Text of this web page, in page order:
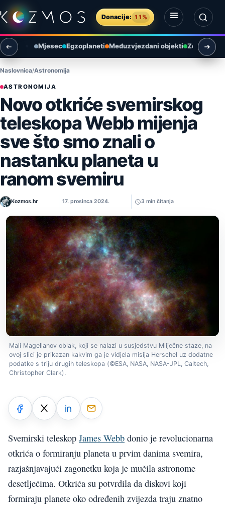
Preskoči na sadržaj
Donacije: 11%
Otvori izbornik
Otvori pretragu
Mjesec Egzoplaneti Međuzvjezdani objekti Zemlja i
Naslovnica Astronomija
ASTRONOMIJA
Novo otkriće svemirskog
teleskopa Webb mijenja
sve što smo znali o
nastanku planeta u
ranom svemiru
Kozmos.hr 17. prosinca 2024. 3 min čitanja
Mali Magellanov oblak, koji se nalazi u susjedstvu Mliječne staze, na
ovoj slici je prikazan kakvim ga je vidjela misija Herschel uz dodatne
podatke s triju drugih teleskopa (©ESA, NASA, NASA-JPL, Caltech,
Christopher Clark).
Svemirski teleskop James Webb donio je revolucionarna
otkrića o formiranju planeta u prvim danima svemira,
razjašnjavajući zagonetku koja je mučila astronome
desetljećima. Otkrića su potvrdila da diskovi koji
formiraju planete oko određenih zvijezda traju znatno